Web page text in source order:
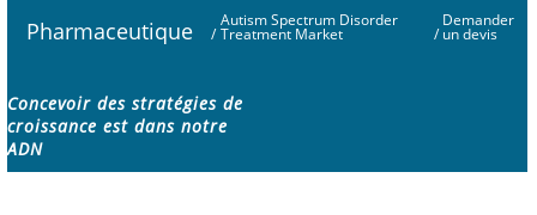
Pharmaceutique /
Autism Spectrum Disorder
Treatment Market /
Demander
un devis
Concevoir des stratégies de
croissance est dans notre
ADN